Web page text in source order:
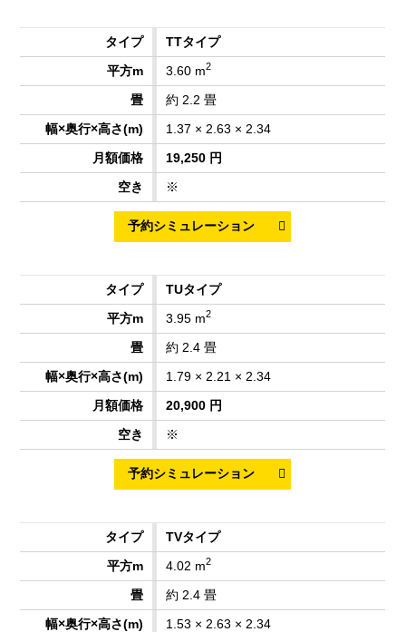
TTタイプ
3.60 m2
約 2.2 畳
1.37 × 2.63 × 2.34
19,250 円
※
TUタイプ
3.95 m2
約 2.4 畳
1.79 × 2.21 × 2.34
20,900 円
※
TVタイプ
4.02 m2
約 2.4 畳
1.53 × 2.63 × 2.34